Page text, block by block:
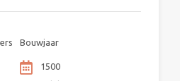
Bouwjaar
1500